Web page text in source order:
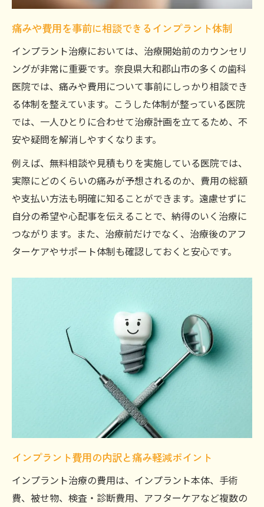
痛みや費用を事前に相談できるインプラント体制
インプラント治療においては、治療開始前のカウンセリ
ングが非常に重要です。奈良県大和郡山市の多くの歯科
医院では、痛みや費用について事前にしっかり相談でき
る体制を整えています。こうした体制が整っている医院
では、一人ひとりに合わせて治療計画を立てるため、不
安や疑問を解消しやすくなります。
例えば、無料相談や見積もりを実施している医院では、
実際にどのくらいの痛みが予想されるのか、費用の総額
や支払い方法も明確に知ることができます。遠慮せずに
自分の希望や心配事を伝えることで、納得のいく治療に
つながります。また、治療前だけでなく、治療後のアフ
ターケアやサポート体制も確認しておくと安心です。
インプラント費用の内訳と痛み軽減ポイント
インプラント治療の費用は、インプラント本体、手術
費、被せ物、検査・診断費用、アフターケアなど複数の